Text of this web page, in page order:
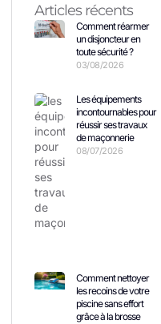
Articles récents
Comment réarmer
un disjoncteur en
toute sécurité ?
03/08/2026
Les équipements
incontournables pour
réussir ses travaux
de maçonnerie
08/07/2026
Comment nettoyer
les recoins de votre
piscine sans effort
grâce à la brosse